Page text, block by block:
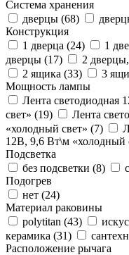
Система хранения
дверцы (68)
Конструкция
1 дверца (24) 1
дверцы (17) 2
2 ящика (33) 3
Мощность лампы
Лента светодиодная
свет» (19)
Лента
«холодный свет» (7)
12В, 9,6 Вт\м «холодный
Подсветка
без подсветки (8)
Подогрев
нет (24)
Материал раковины
polytitan (43)
керамика (31)
Расположение рычага